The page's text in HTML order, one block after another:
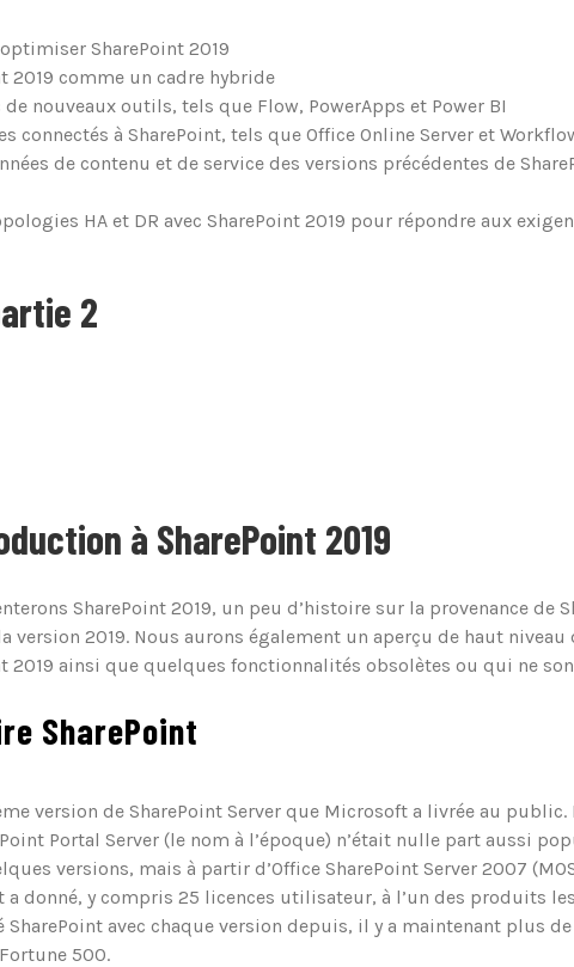
SharePoint 2019
2019 comme un cadre hybride
nouveaux outils, tels que Flow, PowerApps et Power BI
connectés à SharePoint, tels que Office Online Server et
de contenu et de service des versions précédentes de
HA et DR avec SharePoint 2019 pour répondre aux
2
à SharePoint 2019
SharePoint 2019, un peu d’histoire sur la provenance de
2019. Nous aurons également un aperçu de haut niveau
2019 ainsi que quelques fonctionnalités obsolètes ou qui ne
SharePoint
version de SharePoint Server que Microsoft a livrée au public.
Portal Server (le nom à l’époque) n’était nulle part aussi
versions, mais à partir d’Office SharePoint Server 2007
a donné, y compris 25 licences utilisateur, à l’un des produits
SharePoint avec chaque version depuis, il y a maintenant plus
500.